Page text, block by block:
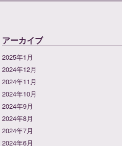
アーカイブ
2025年1月
2024年12月
2024年11月
2024年10月
2024年9月
2024年8月
2024年7月
2024年6月